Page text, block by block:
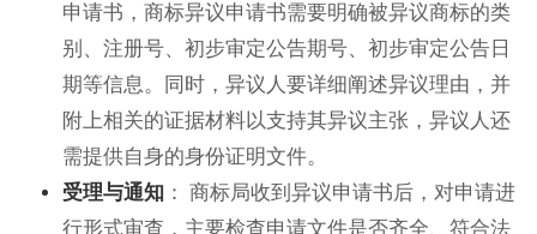
申请书，商标异议申请书需要明确被异议商标的类
别、注册号、初步审定公告期号、初步审定公告日
期等信息。同时，异议人要详细阐述异议理由，并
附上相关的证据材料以支持其异议主张，异议人还
需提供自身的身份证明文件。
受理与通知 ： 商标局收到异议申请书后，对申请进
行形式审查，主要检查申请文件是否齐全、符合法